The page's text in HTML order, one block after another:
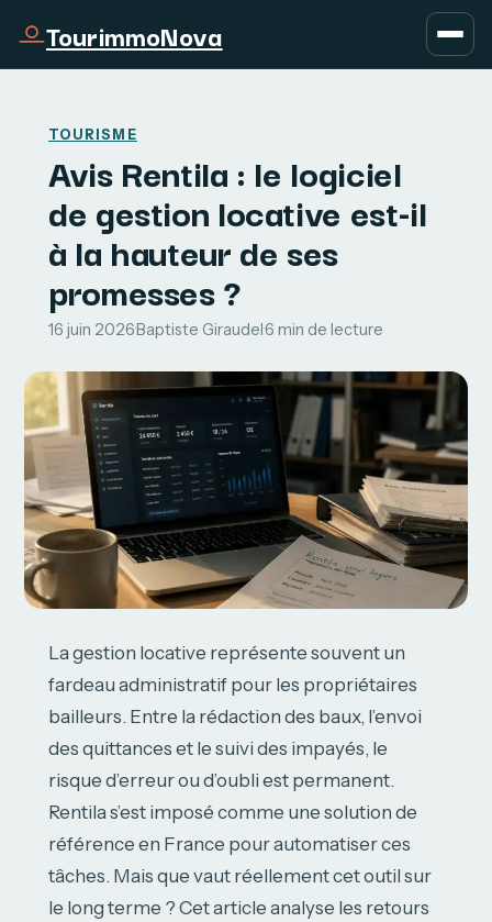
TourimmoNova
TOURISME
Avis Rentila : le logiciel
de gestion locative est-il
à la hauteur de ses
promesses ?
16 juin 2026·Baptiste Giraudel·6 min de lecture
La gestion locative représente souvent un
fardeau administratif pour les propriétaires
bailleurs. Entre la rédaction des baux, l’envoi
des quittances et le suivi des impayés, le
risque d’erreur ou d’oubli est permanent.
Rentila s’est imposé comme une solution de
référence en France pour automatiser ces
tâches. Mais que vaut réellement cet outil sur
le long terme ? Cet article analyse les retours